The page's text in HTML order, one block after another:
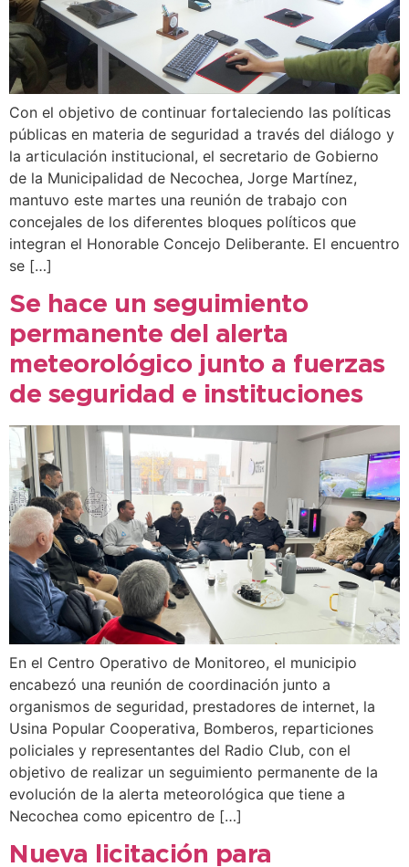
Con el objetivo de continuar fortaleciendo las políticas
públicas en materia de seguridad a través del diálogo y
la articulación institucional, el secretario de Gobierno
de la Municipalidad de Necochea, Jorge Martínez,
mantuvo este martes una reunión de trabajo con
concejales de los diferentes bloques políticos que
integran el Honorable Concejo Deliberante. El encuentro
se […]
Se hace un seguimiento
permanente del alerta
meteorológico junto a fuerzas
de seguridad e instituciones
En el Centro Operativo de Monitoreo, el municipio
encabezó una reunión de coordinación junto a
organismos de seguridad, prestadores de internet, la
Usina Popular Cooperativa, Bomberos, reparticiones
policiales y representantes del Radio Club, con el
objetivo de realizar un seguimiento permanente de la
evolución de la alerta meteorológica que tiene a
Necochea como epicentro de […]
Nueva licitación para